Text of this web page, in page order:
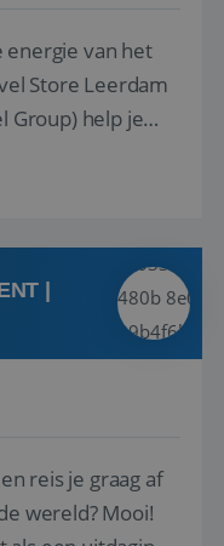
energie van het
Group) help je
reis een
|
reis je graag af
wereld? Mooi!